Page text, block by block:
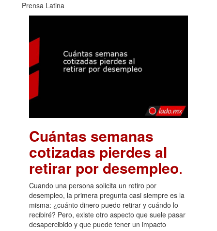
Prensa Latina
Cuántas semanas
cotizadas pierdes al
retirar por desempleo.
Cuando una persona solicita un retiro por
desempleo, la primera pregunta casi siempre es la
misma: ¿cuánto dinero puedo retirar y cuándo lo
recibiré? Pero, existe otro aspecto que suele pasar
desapercibido y que puede tener un impacto